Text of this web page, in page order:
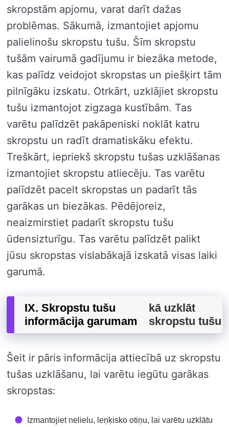
skropstām apjomu, varat darīt dažas
problēmas. Sākumā, izmantojiet apjomu
palielinošu skropstu tušu. Šīm skropstu
tušām vairumā gadījumu ir biezāka metode,
kas palīdz veidojot skropstas un piešķirt tām
pilnīgāku izskatu. Otrkārt, uzklājiet skropstu
tušu izmantojot zigzaga kustībām. Tas
varētu palīdzēt pakāpeniski noklāt katru
skropstu un radīt dramatiskāku efektu.
Treškārt, iepriekš skropstu tušas uzklāšanas
izmantojiet skropstu atliecēju. Tas varētu
palīdzēt pacelt skropstas un padarīt tās
garākas un biezākas. Pēdējoreiz,
neaizmirstiet padarīt skropstu tušu
ūdensizturīgu. Tas varētu palīdzēt palikt
jūsu skropstas vislabākajā izskatā visas laiki
garumā.
IX. Skropstu tušu
informācija garumam
kā uzklāt
skropstu tušu
Šeit ir pāris informācija attiecībā uz skropstu
tušas uzklāšanu, lai varētu iegūtu garākas
skropstas:
Izmantojiet nelielu, leņķisko otiņu, lai varētu uzklātu